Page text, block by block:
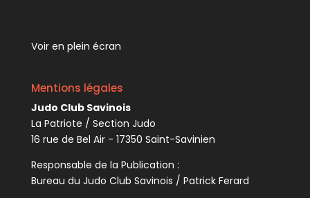
Voir en plein écran
Mentions légales
Judo Club Savinois
La Patriote / Section Judo
16 rue de Bel Air - 17350 Saint-Savinien
Responsable de la Publication :
Bureau du Judo Club Savinois / Patrick Ferard